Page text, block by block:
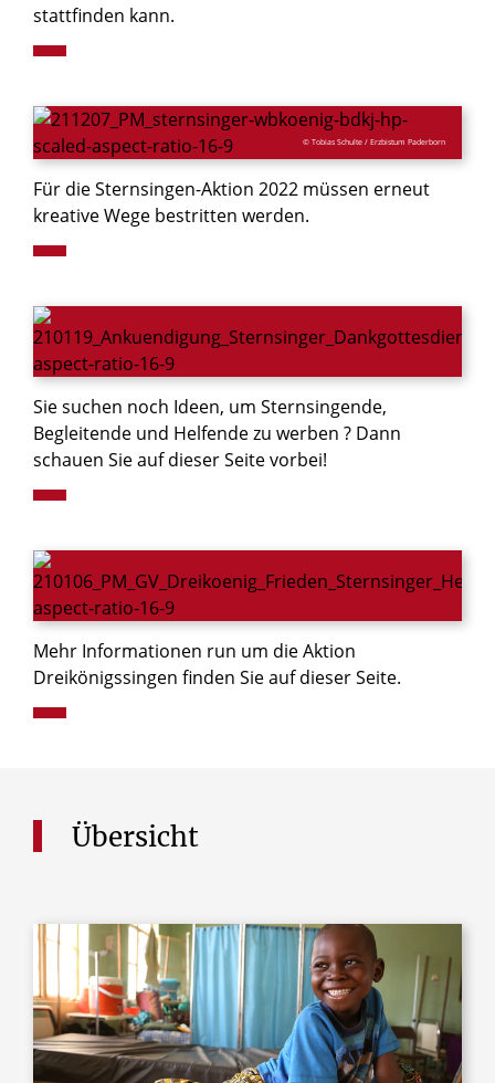
stattfinden kann.
© Tobias Schulte / Erzbistum Paderborn
Für die Sternsingen-Aktion 2022 müssen erneut
kreative Wege bestritten werden.
Sie suchen noch Ideen, um Sternsingende,
Begleitende und Helfende zu werben ? Dann
schauen Sie auf dieser Seite vorbei!
Mehr Informationen run um die Aktion
Dreikönigssingen finden Sie auf dieser Seite.
Übersicht